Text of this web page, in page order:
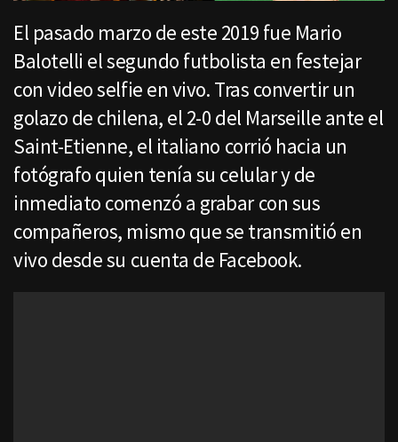
El pasado marzo de este 2019 fue Mario
Balotelli el segundo futbolista en festejar
con video selfie en vivo. Tras convertir un
golazo de chilena, el 2-0 del Marseille ante el
Saint-Etienne, el italiano corrió hacia un
fotógrafo quien tenía su celular y de
inmediato comenzó a grabar con sus
compañeros, mismo que se transmitió en
vivo desde su cuenta de Facebook.